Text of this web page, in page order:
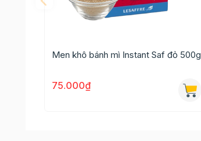
Men khô bánh mì Instant Saf đỏ 500g
75.000₫